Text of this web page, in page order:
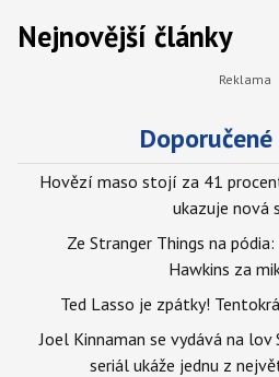
Nejnovější články
Hovězí maso stojí za 41
ukazuje nová
Ze Stranger Things na
Hawkins za
Ted Lasso je zpátky!
Joel Kinnaman se vydává na lov
seriál ukáže jednu z